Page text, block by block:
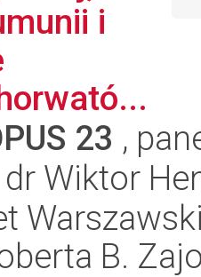
i
23 ,
Wiktor
B.